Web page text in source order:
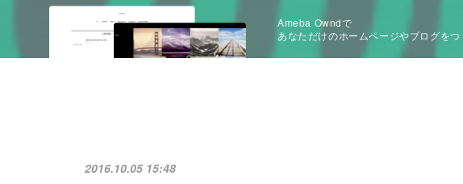
Ameba Owndで
あなただけのホームページやブログを
2016.10.05 15:48